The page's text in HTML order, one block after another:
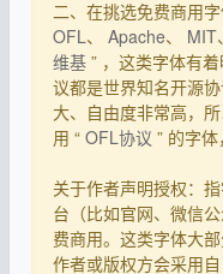
二、在挑选免费商用
OFL、 Apache、 MIT、
维基 ” ，这类字体有
议都是世界知名开源
大、自由度非常高，
用 “ OFL协议 ” 的字体
关于作者声明授权：
台（比如官网、微信
费商用。这类字体大
作者或版权方会采用